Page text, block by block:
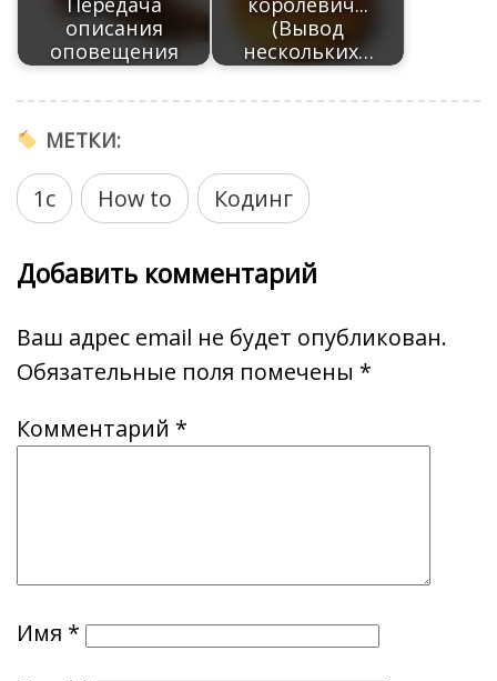
описания
оповещения
(Вывод
нескольких…
МЕТКИ:
1с How to Кодинг
Добавить комментарий
Ваш адрес email не будет опубликован.
Обязательные поля помечены *
Комментарий *
Имя *